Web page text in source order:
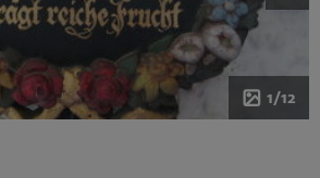
1/12